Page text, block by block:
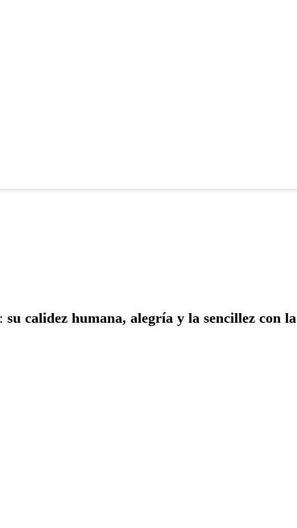
su calidez humana, alegría y la sencillez con la